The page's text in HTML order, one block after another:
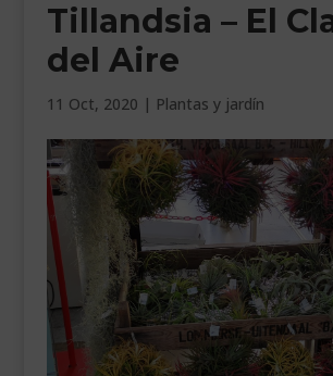
INICIO
PLANTAS
DECORACIÓN
HORARIO GARDEN
CONTACTAR
BLOG
___________________________
VEURE EN CATALÀ
Tillandsia – El
del Aire
11 Oct, 2020 | Plantas y jardín